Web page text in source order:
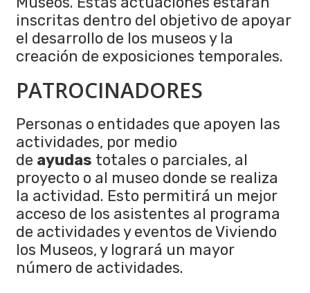
inscritas dentro del objetivo de apoyar
el desarrollo de los museos y la
creación de exposiciones temporales.
PATROCINADORES
Personas o entidades que apoyen las
actividades, por medio
de ayudas totales o parciales, al
proyecto o al museo donde se realiza
la actividad. Esto permitirá un mejor
acceso de los asistentes al programa
de actividades y eventos de Viviendo
los Museos, y logrará un mayor
número de actividades.